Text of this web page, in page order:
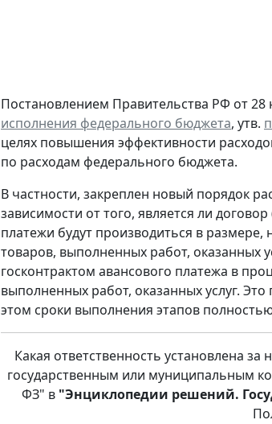
Постановлением Правительства РФ от
исполнения федерального бюджета, утв.
целях повышения эффективности
по расходам федерального бюджета.
В частности, закреплен новый порядок
зависимости от того, является ли
платежи будут производиться в
товаров, выполненных работ, оказанных
госконтрактом авансового платежа в
выполненных работ, оказанных услуг.
этом сроки выполнения этапов
Какая ответственность установлена
государственным или муниципальным
ФЗ" в "Энциклопедии решений.